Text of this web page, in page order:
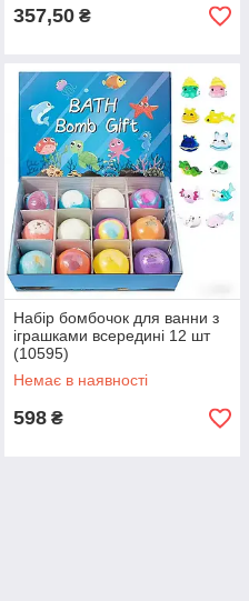
357,50 ₴
Набір бомбочок для ванни з
іграшками всередині 12 шт
(10595)
Немає в наявності
598 ₴